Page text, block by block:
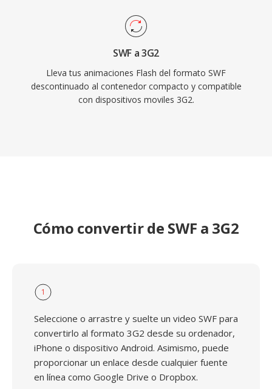
SWF a 3G2
Lleva tus animaciones Flash del formato SWF
descontinuado al contenedor compacto y compatible
con dispositivos moviles 3G2.
Cómo convertir de SWF a 3G2
1
Seleccione o arrastre y suelte un video SWF para
convertirlo al formato 3G2 desde su ordenador,
iPhone o dispositivo Android. Asimismo, puede
proporcionar un enlace desde cualquier fuente
en línea como Google Drive o Dropbox.